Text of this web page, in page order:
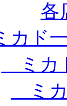
各
ド
ミカ
ミカ